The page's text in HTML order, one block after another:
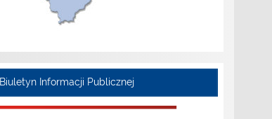
Biuletyn Informacji Publicznej